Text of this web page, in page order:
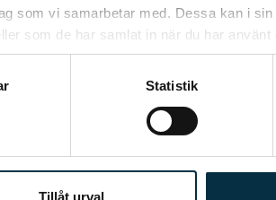
som vi samarbetar med. Dessa kan i
som de har samlat in när du har använt
Statistik
Tillåt urval
som alla som har smakat den
lätt att göra dessutom. i